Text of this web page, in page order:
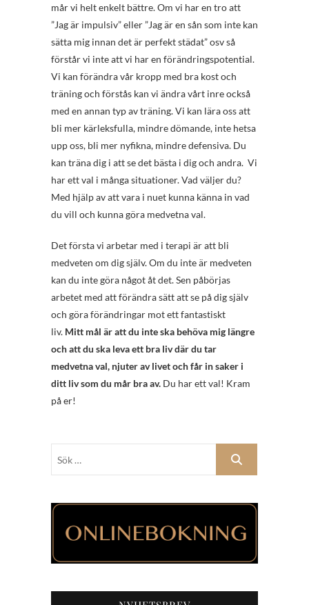
mår vi helt enkelt bättre. Om vi har en tro att
”Jag är impulsiv” eller ”Jag är en sån som inte kan
sätta mig innan det är perfekt städat” osv så
förstår vi inte att vi har en förändringspotential.
Vi kan förändra vår kropp med bra kost och
träning och förstås kan vi ändra vårt inre också
med en annan typ av träning. Vi kan lära oss att
bli mer kärleksfulla, mindre dömande, inte hetsa
upp oss, bli mer nyfikna, mindre defensiva. Du
kan träna dig i att se det bästa i dig och andra. Vi
har ett val i många situationer. Vad väljer du?
Med hjälp av att vara i nuet kunna känna in vad
du vill och kunna göra medvetna val.
Det första vi arbetar med i terapi är att bli
medveten om dig själv. Om du inte är medveten
kan du inte göra något åt det. Sen påbörjas
arbetet med att förändra sätt att se på dig själv
och göra förändringar mot ett fantastiskt
liv. Mitt mål är att du inte ska behöva mig längre
och att du ska leva ett bra liv där du tar
medvetna val, njuter av livet och får in saker i
ditt liv som du mår bra av. Du har ett val! Kram
på er!